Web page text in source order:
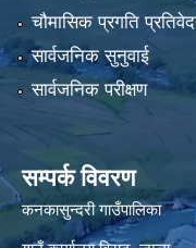
चौमासिक प्रगति
सार्वजनिक सुनुवाई
सार्वजनिक परीक्षण
सम्पर्क विवरण
कनकासुन्दरी गाउँपालिका